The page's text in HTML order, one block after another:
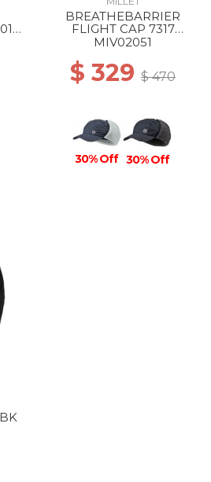
BREATHEBARRIER
FLIGHT CAP 7317
SAPHIR
MIV02051
$ 329 $ 470
30% Off 30% Off